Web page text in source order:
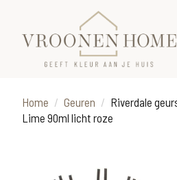
Home Geuren
Riverdale
Lime 90ml licht roze